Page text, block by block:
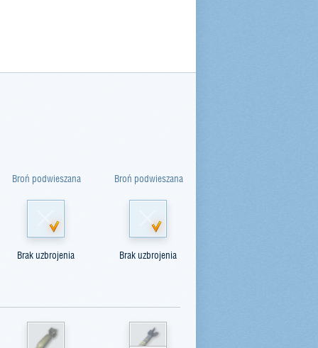
Broń podwieszana
Brak uzbrojenia
Broń podwieszana
Brak uzbrojenia